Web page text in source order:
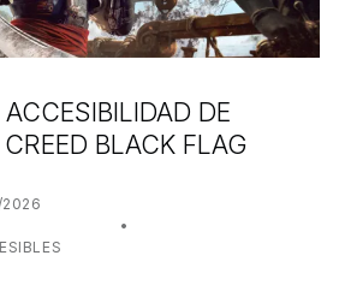
DE
BLACK FLAG